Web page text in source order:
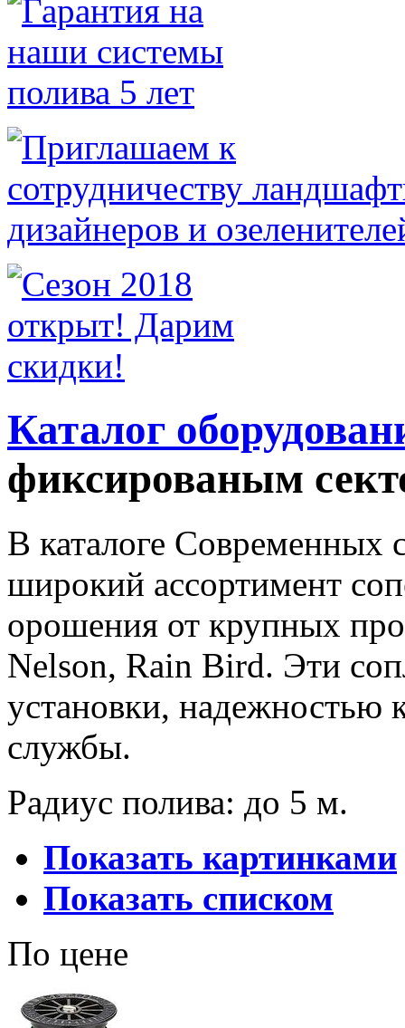
Каталог
фиксированым
В каталоге Современных
широкий ассортимент
орошения от крупных
Nelson, Rain Bird. Эти
установки, надежностью
службы.
Радиус полива: до 5 м.
Показать картинками
Показать списком
По цене